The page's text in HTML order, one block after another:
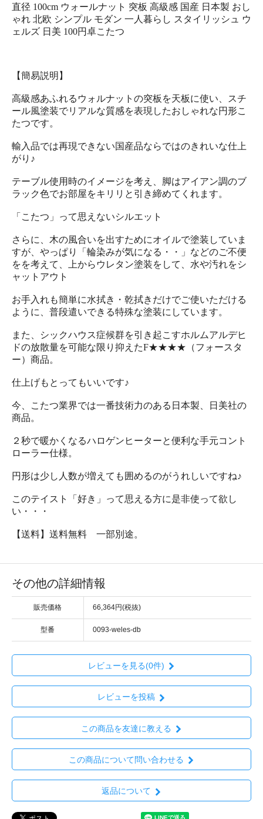
直径 100cm ウォールナット 突板 高級感 国産 日本製 おし
ゃれ 北欧 シンプル モダン 一人暮らし スタイリッシュ ウ
ェルズ 日美 100円卓こたつ
【簡易説明】
高級感あふれるウォルナットの突板を天板に使い、スチ
ール風塗装でリアルな質感を表現したおしゃれな円形こ
たつです。
輸入品では再現できない国産品ならではのきれいな仕上
がり♪
テーブル使用時のイメージを考え、脚はアイアン調のブ
ラック色でお部屋をキリリと引き締めてくれます。
「こたつ」って思えないシルエット
さらに、木の風合いを出すためにオイルで塗装していま
すが、やっぱり「輪染みが気になる・・」などのご不便
をを考えて、上からウレタン塗装をして、水や汚れをシ
ャットアウト
お手入れも簡単に水拭き・乾拭きだけでご使いただける
ように、普段遣いできる特殊な塗装にしています。
また、シックハウス症候群を引き起こすホルムアルデヒ
ドの放散量を可能な限り抑えたF★★★★（フォースタ
ー）商品。
仕上げもとってもいいです♪
今、こたつ業界では一番技術力のある日本製、日美社の
商品。
２秒で暖かくなるハロゲンヒーターと便利な手元コント
ローラー仕様。
円形は少し人数が増えても囲めるのがうれしいですね♪
このテイスト「好き」って思える方に是非使って欲し
い・・・
【送料】送料無料 一部別途。
その他の詳細情報
販売価格 66,364円(税抜)
型番 0093-weles-db
レビューを見る(0件)
レビューを投稿
この商品を友達に教える
この商品について問い合わせる
返品について